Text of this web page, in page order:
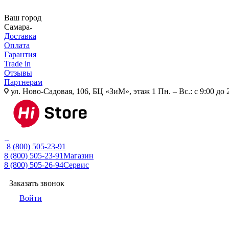
Ваш город
Самара
Доставка
Оплата
Гарантия
Trade in
Отзывы
Партнерам
ул. Ново-Садовая, 106, БЦ «ЗиМ», этаж 1 Пн. – Вс.: с 9:00 до
8 (800) 505-23-91
8 (800) 505-23-91Магазин
8 (800) 505-26-94Сервис
Заказать звонок
Войти